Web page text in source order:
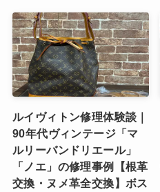
ルイヴィトン修理体験談｜
90年代ヴィンテージ「マ
ルリーバンドリエール」
「ノエ」の修理事例【根革
交換・ヌメ革全交換】ボス